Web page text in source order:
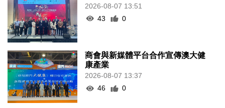
2026-08-07 13:51
43
0
商會與新媒體平台合作宣傳澳大健
康產業
2026-08-07 13:37
46
0